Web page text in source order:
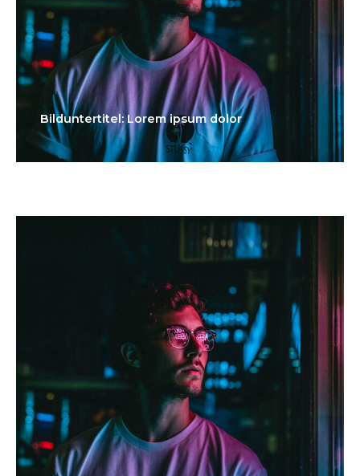
Bilduntertitel: Lorem ipsum dolor